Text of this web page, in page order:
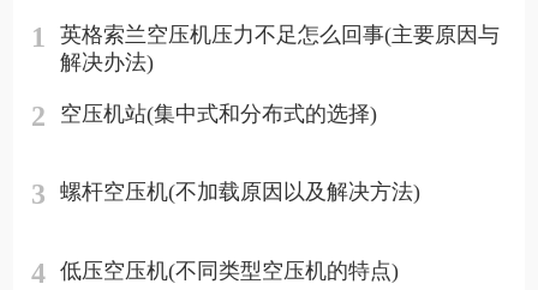
1
英格索兰空压机压力不足怎么回事(主要原因与
解决办法)
2 空压机站(集中式和分布式的选择)
3 螺杆空压机(不加载原因以及解决方法)
4 低压空压机(不同类型空压机的特点)